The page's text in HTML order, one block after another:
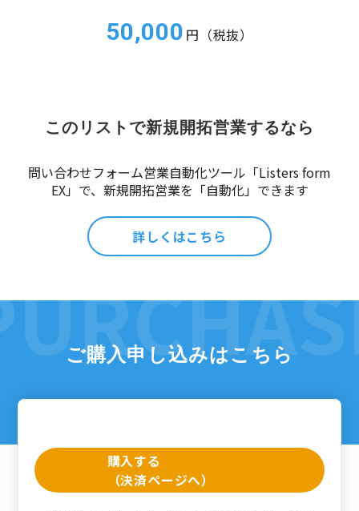
50,000 円（税抜）
このリストで新規開拓営業するなら
問い合わせフォーム営業自動化ツール「Listers form
EX」で、新規開拓営業を「自動化」できます
詳しくはこちら
ご購入申し込みはこちら
購入する
（決済ページへ）